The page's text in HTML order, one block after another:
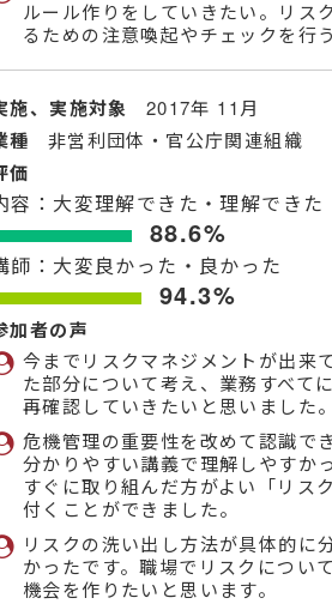
ルール作りをしていきたい。リス
るための注意喚起やチェックを行う
施、実施対象 2017年 11月
種 非営利団体・官公庁関連組織
価
容：大変理解できた・理解できた
88.6%
師：大変良かった・良かった
94.3%
加者の声
今までリスクマネジメントが出来
た部分について考え、業務すべて
再確認していきたいと思いました。
危機管理の重要性を改めて認識で
分かりやすい講義で理解しやすか
すぐに取り組んだ方がよい「リス
付くことができました。
リスクの洗い出し方法が具体的に
かったです。職場でリスクについ
機会を作りたいと思います。